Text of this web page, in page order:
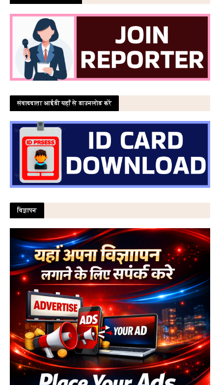
संवाददाता आईडी यहाँ से डाउनलोड करें
विज्ञापन